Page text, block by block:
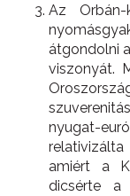
Az
átgondolni
viszonyát.
nyugat-
amiért a
dicsérte a